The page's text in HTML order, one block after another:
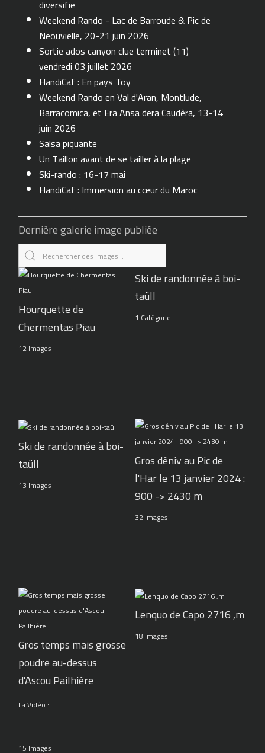
diversifie
Weekend Rando - Lac de Barroude & Pic de
Neouvielle, 20-21 juin 2026
Sortie ados canyon clue terminet (11)
vendredi 03 juillet 2026
HandiCaf : En pays Toy
Weekend Rando en Val d'Aran, Montlude,
Barracomica, et Era Ansa dera Caudèra, 13-14
juin 2026
Salsa piquante
Un Taillon avant de se tailler à la plage
Ski-rando : 16-17 mai
HandiCaf : Immersion au cœur du Maroc
Dernière galerie image publiée
Hourquette de
Chermentas Piau
12 Images
Ski de randonnée à boi-
taüll
1 Catégorie
Ski de randonnée à boi-
taüll
13 Images
Gros déniv au Pic de
l'Har le 13 janvier 2024 :
900 -> 2430 m
32 Images
Gros temps mais grosse
poudre au-dessus
d'Ascou Pailhière
La Vidéo :
15 Images
Lenquo de Capo 2716 ,m
18 Images